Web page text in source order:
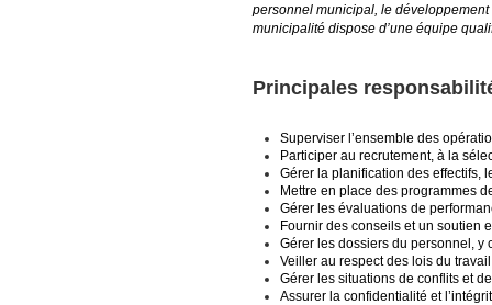
personnel municipal, le
municipalité dispose d’une équipe
Principales
Superviser l’ensemble des
Participer au recrutement, à la
Gérer la planification des effectifs,
Mettre en place des programmes
Gérer les évaluations de
Fournir des conseils et un soutien
Gérer les dossiers du personnel, y
Veiller au respect des lois du
Gérer les situations de conflits et
Assurer la confidentialité et